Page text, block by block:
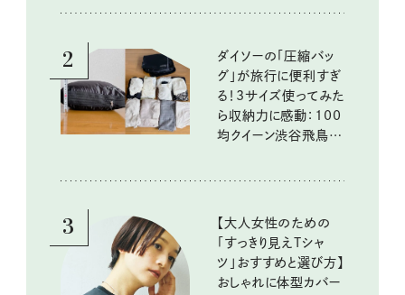
2
ダイソーの「圧縮バッ
グ」が旅行に便利すぎ
る！3サイズ使ってみた
ら収納力に感動：100
均クイーン渋谷飛鳥の
3
【大人女性のための
「すっきり見えTシャ
ツ」おすすめと選び方】
おしゃれに体型カバー